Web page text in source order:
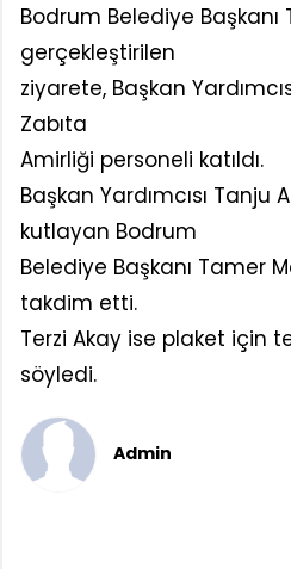
Bodrum Belediye
gerçekleştirilen
ziyarete, Başkan
Zabıta
Amirliği personeli katıldı.
Başkan Yardımcısı Tanju
kutlayan Bodrum
Belediye Başkanı Tamer
takdim etti.
Terzi Akay ise plaket için
söyledi.
Admin